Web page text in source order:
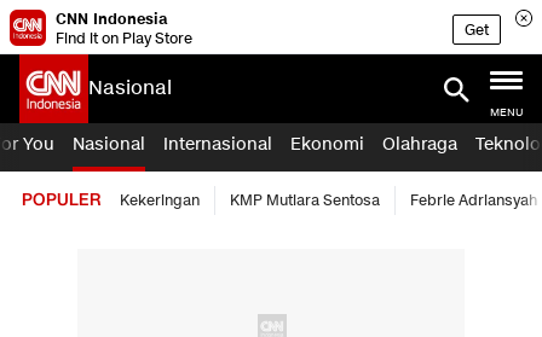
CNN Indonesia
Find it on Play Store
Get
Nasional
MENU
You Nasional Internasional Ekonomi Olahraga
POPULER Kekeringan KMP Mutiara Sentosa Febrie Adriansyah